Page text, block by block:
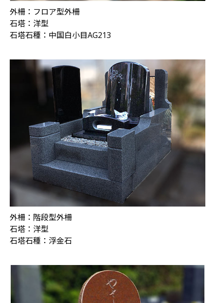
外柵：フロア型外柵
石塔：洋型
石塔石種：中国白小目AG213
外柵：階段型外柵
石塔：洋型
石塔石種：浮金石